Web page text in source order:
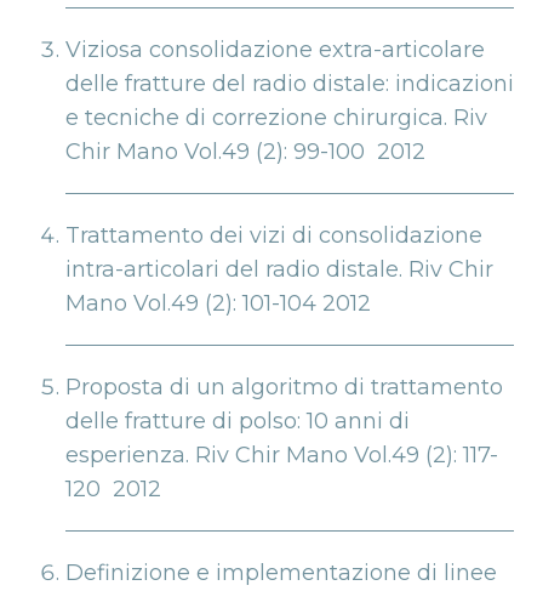
Viziosa consolidazione extra-articolare
delle fratture del radio distale: indicazioni
e tecniche di correzione chirurgica. Riv
Chir Mano Vol.49 (2): 99-100 2012
Trattamento dei vizi di consolidazione
intra-articolari del radio distale. Riv Chir
Mano Vol.49 (2): 101-104 2012
Proposta di un algoritmo di trattamento
delle fratture di polso: 10 anni di
esperienza. Riv Chir Mano Vol.49 (2): 117-
120 2012
Definizione e implementazione di linee